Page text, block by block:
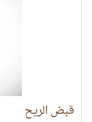
قبض الريح